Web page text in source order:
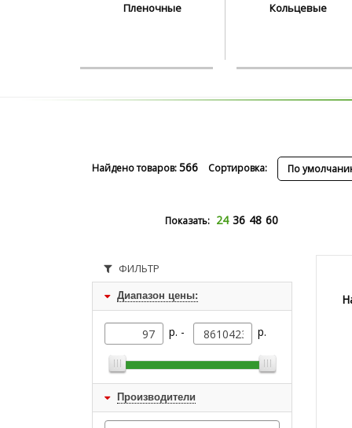
Пленочные Кольцевые
Найдено товаров:566 Сортировка: По
Показать: 24 36 48 60
ФИЛЬТР
Диапазон цены:
р. - р.
Производители